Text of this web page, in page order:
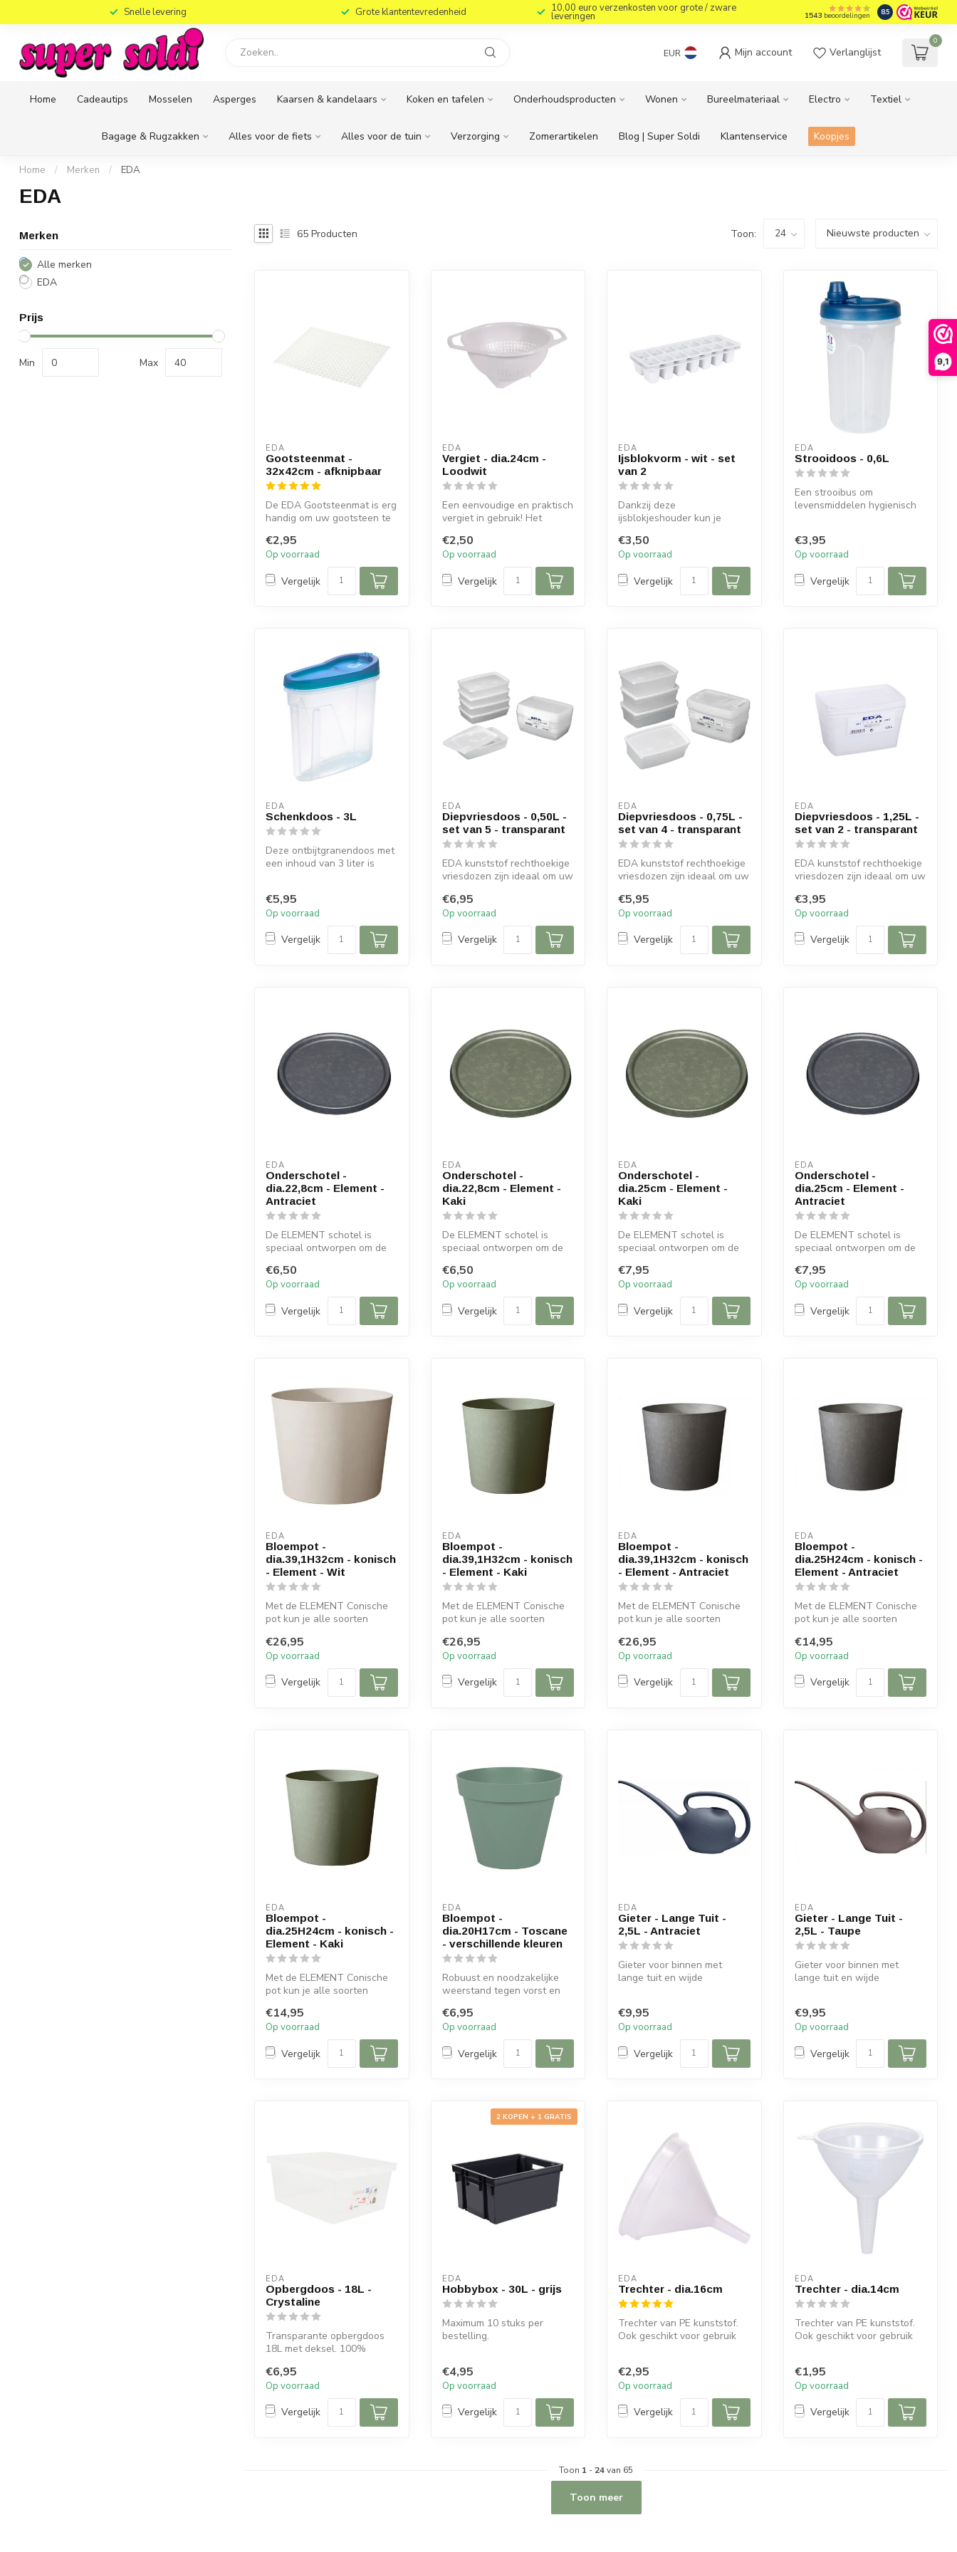
9,1
Snelle levering Grote klantentevredenheid 10,00 euro verzenkosten voor grote / zware
leveringen 1543beoordelingen 8.5
EUR Mijn account Verlanglijst
0
Home Cadeautips Mosselen Asperges Kaarsen & kandelaars Koken en tafelen Onderhoudsproducten Wonen Bureelmateriaal Electro Textiel
Bagage & Rugzakken Alles voor de fiets Alles voor de tuin Verzorging Zomerartikelen Blog | Super Soldi Klantenservice Koopjes
Home / Merken / EDA
EDA
Merken
Alle merken
EDA
Prijs
Min Max
65 Producten Toon:
EDA
Gootsteenmat -
32x42cm - afknipbaar
De EDA Gootsteenmat is erg
handig om uw gootsteen te
en...
€2,95
Op voorraad
Vergelijk
EDA
Vergiet - dia.24cm -
Loodwit
Een eenvoudige en praktisch
vergiet in gebruik! Het
...
€2,50
Op voorraad
Vergelijk
EDA
Ijsblokvorm - wit - set
van 2
Dankzij deze
ijsblokjeshouder kun je
drankjes! Geleverd in...
€3,50
Op voorraad
Vergelijk
EDA
Strooidoos - 0,6L
Een strooibus om
levensmiddelen hygienisch
€3,95
Op voorraad
Vergelijk
EDA
Schenkdoos - 3L
Deze ontbijtgranendoos met
een inhoud van 3 liter is
€5,95
Op voorraad
Vergelijk
EDA
Diepvriesdoos - 0,50L -
set van 5 - transparant
EDA kunststof rechthoekige
vriesdozen zijn ideaal om uw
€6,95
Op voorraad
Vergelijk
EDA
Diepvriesdoos - 0,75L -
set van 4 - transparant
EDA kunststof rechthoekige
vriesdozen zijn ideaal om uw
€5,95
Op voorraad
Vergelijk
EDA
Diepvriesdoos - 1,25L -
set van 2 - transparant
EDA kunststof rechthoekige
vriesdozen zijn ideaal om uw
€3,95
Op voorraad
Vergelijk
EDA
Onderschotel -
dia.22,8cm - Element -
Antraciet
De ELEMENT schotel is
speciaal ontworpen om de
water. ...
€6,50
Op voorraad
Vergelijk
EDA
Onderschotel -
dia.22,8cm - Element -
Kaki
De ELEMENT schotel is
speciaal ontworpen om de
water. ...
€6,50
Op voorraad
Vergelijk
EDA
Onderschotel -
dia.25cm - Element -
Kaki
De ELEMENT schotel is
speciaal ontworpen om de
water. ...
€7,95
Op voorraad
Vergelijk
EDA
Onderschotel -
dia.25cm - Element -
Antraciet
De ELEMENT schotel is
speciaal ontworpen om de
water. ...
€7,95
Op voorraad
Vergelijk
EDA
Bloempot -
dia.39,1H32cm - konisch
- Element - Wit
Met de ELEMENT Conische
pot kun je alle soorten
slanke vor...
€26,95
Op voorraad
Vergelijk
EDA
Bloempot -
dia.39,1H32cm - konisch
- Element - Kaki
Met de ELEMENT Conische
pot kun je alle soorten
slanke vor...
€26,95
Op voorraad
Vergelijk
EDA
Bloempot -
dia.39,1H32cm - konisch
- Element - Antraciet
Met de ELEMENT Conische
pot kun je alle soorten
slanke vor...
€26,95
Op voorraad
Vergelijk
EDA
Bloempot -
dia.25H24cm - konisch -
Element - Antraciet
Met de ELEMENT Conische
pot kun je alle soorten
slanke vor...
€14,95
Op voorraad
Vergelijk
EDA
Bloempot -
dia.25H24cm - konisch -
Element - Kaki
Met de ELEMENT Conische
pot kun je alle soorten
slanke vor...
€14,95
Op voorraad
Vergelijk
EDA
Bloempot -
dia.20H17cm - Toscane
- verschillende kleuren
Robuust en noodzakelijke
weerstand tegen vorst en
Frankr...
€6,95
Op voorraad
Vergelijk
EDA
Gieter - Lange Tuit -
2,5L - Antraciet
Gieter voor binnen met
lange tuit en wijde
€9,95
Op voorraad
Vergelijk
EDA
Gieter - Lange Tuit -
2,5L - Taupe
Gieter voor binnen met
lange tuit en wijde
€9,95
Op voorraad
Vergelijk
EDA
Opbergdoos - 18L -
Crystaline
Transparante opbergdoos
18L met deksel. 100%
€6,95
Op voorraad
Vergelijk
2 KOPEN + 1 GRATIS
EDA
Hobbybox - 30L - grijs
Maximum 10 stuks per
bestelling.
€4,95
Op voorraad
Vergelijk
EDA
Trechter - dia.16cm
Trechter van PE kunststof.
Ook geschikt voor gebruik
€2,95
Op voorraad
Vergelijk
EDA
Trechter - dia.14cm
Trechter van PE kunststof.
Ook geschikt voor gebruik
€1,95
Op voorraad
Vergelijk
Toon 1 - 24van 65
Toon meer